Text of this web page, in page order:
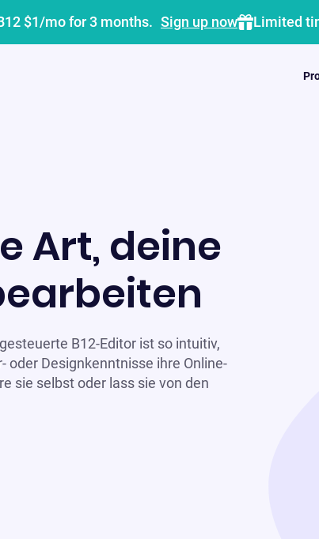
$1/mo for 3 months. Sign up now Limited
Art, deine
B12-Editor ist so intuitiv,
oder Designkenntnisse ihre Online-
sie selbst oder lass sie von den